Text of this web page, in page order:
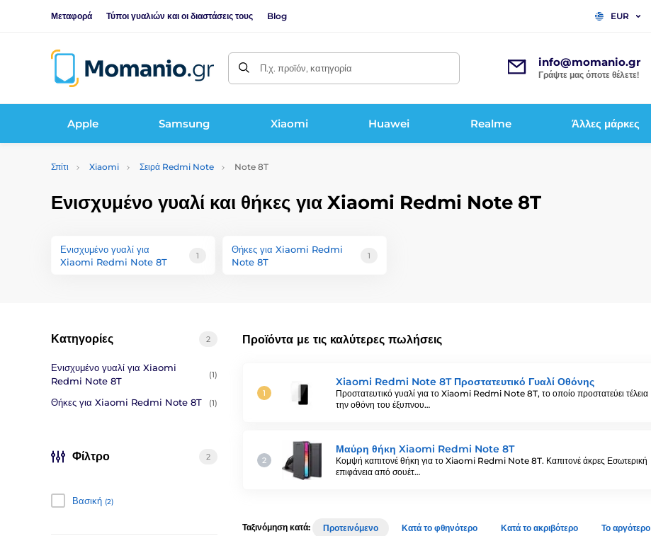
Μεταφορά Τύποι γυαλιών και οι διαστάσεις τους Blog EUR
Π.χ. προϊόν, κατηγορία info@momanio.gr
Γράψτε μας όποτε θέλετε!
Apple Samsung Xiaomi Huawei Realme Άλλες μάρκες
Σπίτι Xiaomi Σειρά Redmi Note Note 8T
Ενισχυμένο γυαλί και θήκες για Xiaomi Redmi Note 8T
Ενισχυμένο γυαλί για
Xiaomi Redmi Note 8T
1
Θήκες για Xiaomi Redmi
Note 8T
1
Προϊόντα με τις καλύτερες πωλήσεις
Xiaomi Redmi Note 8T Προστατευτικό Γυαλί Οθόνης
Προστατευτικό γυαλί για το Xiaomi Redmi Note 8T, το οποίο προστατεύει τέλεια
την οθόνη του έξυπνου…
Μαύρη θήκη Xiaomi Redmi Note 8T
Κομψή καπιτονέ θήκη για το Xiaomi Redmi Note 8T. Καπιτονέ άκρες Εσωτερική
επιφάνεια από σουέτ…
2
Κατηγορίες
Ενισχυμένο γυαλί για Xiaomi
Redmi Note 8T
(1)
Θήκες για Xiaomi Redmi Note 8T (1)
Φίλτρο 2
Βασική (2)
Ταξινόμηση κατά: Προτεινόμενο Κατά το φθηνότερο Κατά το ακριβότερο Το αργότερο